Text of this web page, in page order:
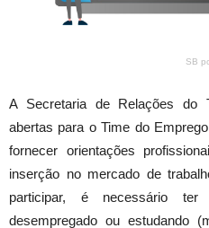
SB
A Secretaria de Relações do
abertas para o Time do
fornecer orientações
inserção no mercado de
participar, é necessário
desempregado ou estudando